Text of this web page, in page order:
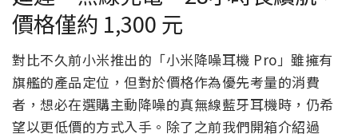
價格僅約 1,300 元
對比不久前小米推出的「小米降噪耳機 Pro」雖擁有
旗艦的產品定位，但對於價格作為優先考量的消費
者，想必在選購主動降噪的真無線藍牙耳機時，仍希
望以更低價的方式入手。除了之前我們開箱介紹過